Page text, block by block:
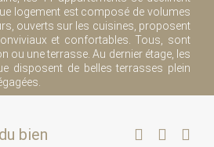
logement est composé de volumes
ouverts sur les cuisines, proposent
et confortables. Tous, sont
ou une terrasse. Au dernier étage, les
disposent de belles terrasses plein
bien